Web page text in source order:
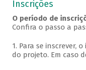
Inscrições
O período de
Confira o passo a
1. Para se inscrever,
do projeto. Em caso